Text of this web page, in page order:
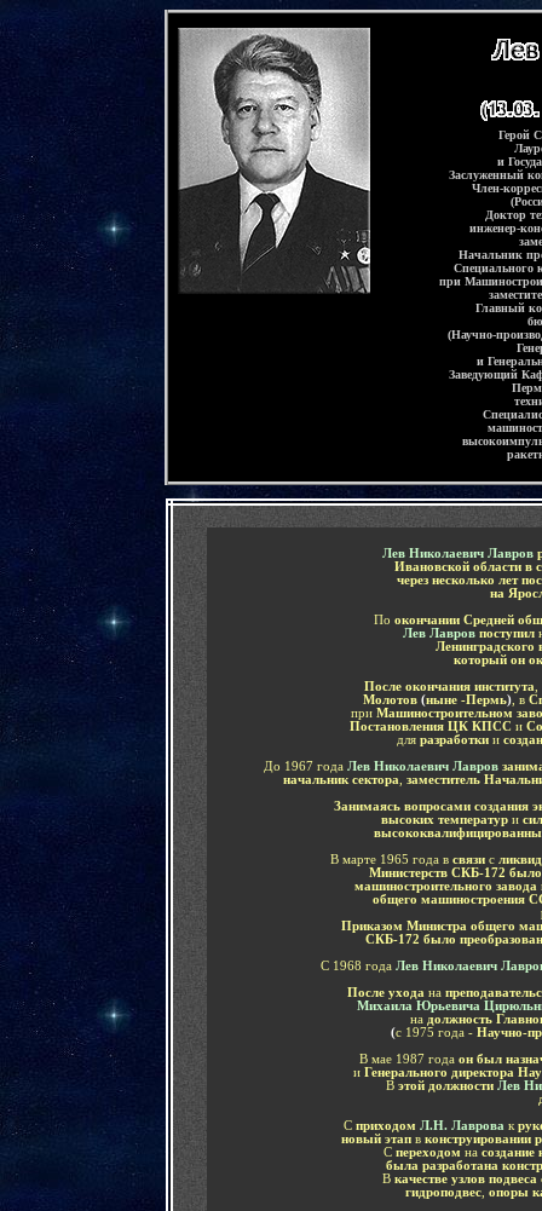
Герой
и
Заслуженный
Член-
Доктор
инженер-
Начальник
Специального
при
Главный
(Научно-
и
Заведующий
Лев Николаевич Лавров
Ивановской области в
через несколько лет
на
По окончании Средней
Лев Лавров поступил
Ленинградского
который он
После окончания института
Молотов (ныне -Пермь), в
при Машиностроительном
Постановления ЦК КПСС и
для разработки и
До 1967 года Лев Николаевич Лавров
начальник сектора
заместитель
Занимаясь вопросами создания
высоких температури
В марте 1965 года в связи с
Министерств СКБ-172
машиностроительного
общего машиностроения
Приказом Министра общего
СКБ-172 было
С 1968 года Лев Николаевич
После ухода на
Михаила Юрьевича
на должность
(с 1975 года - Научно-
В мае 1987 года он был
и Генерального директора
В этой должности Лев
С приходом Л.Н. Лаврова к
новый этапв конструировании
С переходом на создание
была разработана
В качестве узлов
гидроподвес опоры